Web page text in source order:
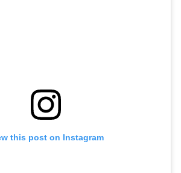
this post on Instagram